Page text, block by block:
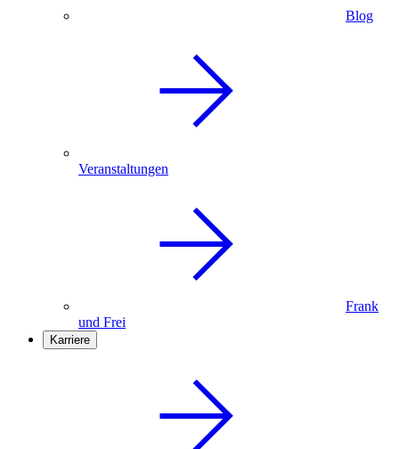
Blog
Veranstaltungen
Frank
und Frei
Karriere